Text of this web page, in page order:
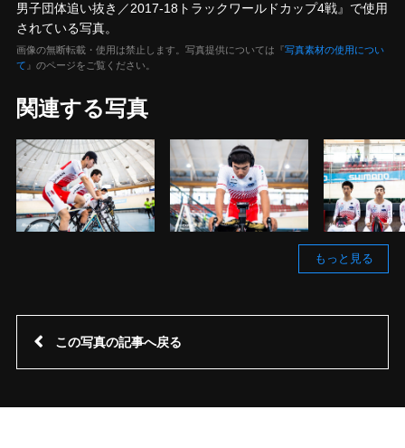
男子団体追い抜き／2017-18トラックワールドカップ4戦』で使用
されている写真。
画像の無断転載・使用は禁止します。写真提供については『写真素材の使用につい
て 』のページをご覧ください。
関連する写真
もっと見る
この写真の記事へ戻る